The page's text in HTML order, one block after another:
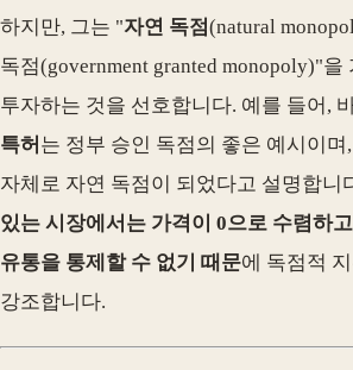
하지만, 그는 "자연 독점(natural
독점(government granted monopoly)"을
투자하는 것을 선호합니다. 예를 들어,
특허 는 정부 승인 독점의 좋은 예시이며
자체로 자연 독점이 되었다고 설명합니
있는 시장에서는 가격이 0으로 수렴하
유통을 통제할 수 없기 때문에 독점적
강조합니다.